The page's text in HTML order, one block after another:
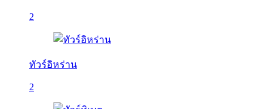
2
ทัวร์อิหร่าน
2